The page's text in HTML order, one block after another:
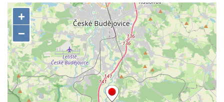
Kříž poblíž Ovčího mostu u Tisové
Kříž u kaple svatých Cyrila a Metoděje v
Kunraticích u Šluknova
Kříž na zahradě u domu ev. č. 11 v
Kunraticích u Šluknova
Kříž naproti domu čp. 34 v Kunraticích u
Šluknova